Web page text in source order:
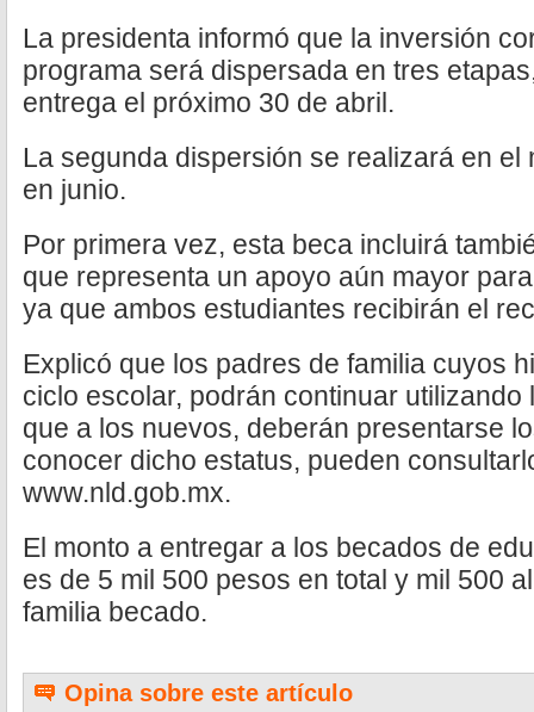
La presidenta informó que la inversión
programa será dispersada en tres
entrega el próximo 30 de abril.
La segunda dispersión se realizará en el
en junio.
Por primera vez, esta beca incluirá
que representa un apoyo aún mayor
ya que ambos estudiantes recibirán el
Explicó que los padres de familia cuyos
ciclo escolar, podrán continuar utilizando
que a los nuevos, deberán presentarse
conocer dicho estatus, pueden
www.nld.gob.mx.
El monto a entregar a los becados de
es de 5 mil 500 pesos en total y mil 500
familia becado.
Opina sobre este artículo